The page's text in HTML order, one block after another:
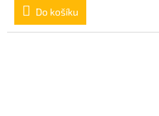
Do košíku